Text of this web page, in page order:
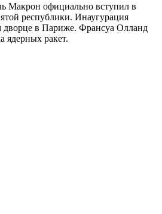
Макрон официально вступил в
республики. Инаугурация
дворце в Париже. Франсуа Олланд
ядерных ракет.